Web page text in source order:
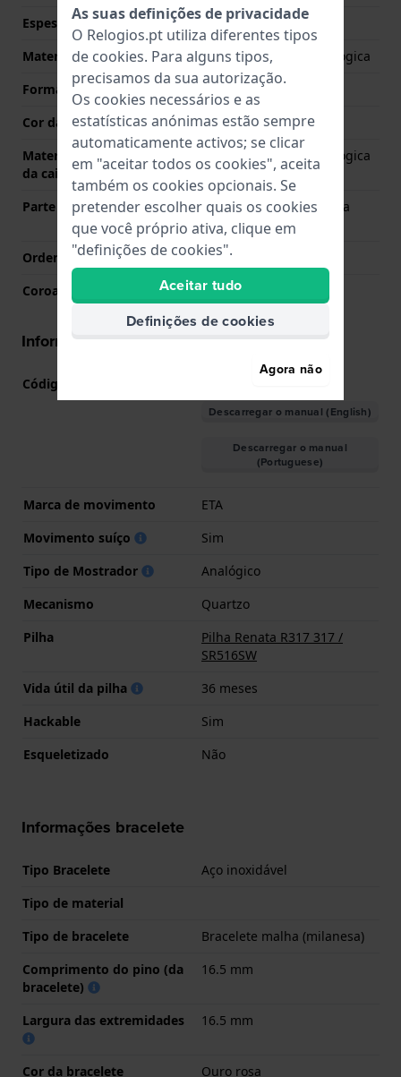
Espessura da Caixa
3.9 mm
Material
Plástico de origem biológica
Forma da Caixa
Redondo
Cor da caixa
Transparente
Material da parte de trás
da caixa
Plástico de origem biológica
Parte de trás da caixa
Caixa com uma escotilha
para a pilha
Ordenar vidro
Acrílico
Coroa
Coroa de puxar
Informações movimento
Código do movimento nº
Descarregar o manual (English)
Descarregar o manual
(Portuguese)
Marca de movimento
ETA
Movimento suíço
Sim
Tipo de Mostrador
Analógico
Mecanismo
Quartzo
Pilha
Pilha Renata R317 317 /
SR516SW
Vida útil da pilha
36 meses
Hackable
Sim
Esqueletizado
Não
Informações bracelete
Tipo Bracelete
Aço inoxidável
Tipo de material
Tipo de bracelete
Bracelete malha (milanesa)
Comprimento do pino (da
bracelete)
16.5 mm
Largura das extremidades 16.5 mm
Cor da bracelete Ouro rosa
As suas definições de privacidade
O Relogios.pt utiliza diferentes tipos
de cookies. Para alguns tipos,
precisamos da sua autorização.
Os cookies necessários e as
estatísticas anónimas estão sempre
automaticamente activos; se clicar
em "aceitar todos os cookies", aceita
também os cookies opcionais. Se
pretender escolher quais os cookies
que você próprio ativa, clique em
"definições de cookies".
Aceitar tudo
Definições de cookies
Agora não